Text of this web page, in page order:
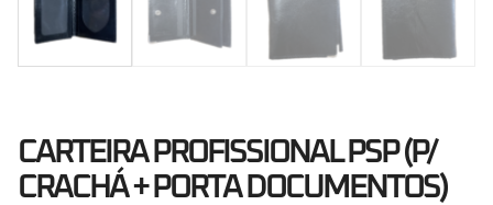
CARTEIRA PROFISSIONAL PSP (P/
CRACHÁ + PORTA DOCUMENTOS)